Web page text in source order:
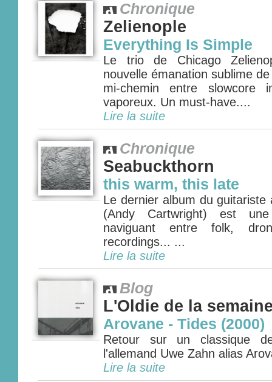
Chronique
Zelienople
Everything Is Simple
Le trio de Chicago
nouvelle émanation sublime
mi-chemin entre slowcore
vaporeux. Un must-have....
Lire la suite
Chronique
Seabuckthorn
this warm, this late
Le dernier album du guitariste
(Andy Cartwright) est
naviguant entre folk,
recordings... ...
Lire la suite
Blog
L'Oldie de la
Arovane - Tides (2000)
Retour sur un classique
l'allemand Uwe Zahn alias
Lire la suite